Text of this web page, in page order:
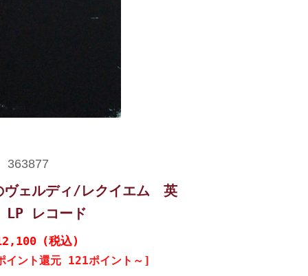
ヴェルディ/レクイエム 英
レコード
(税込)
イント還元 121ポイント～]